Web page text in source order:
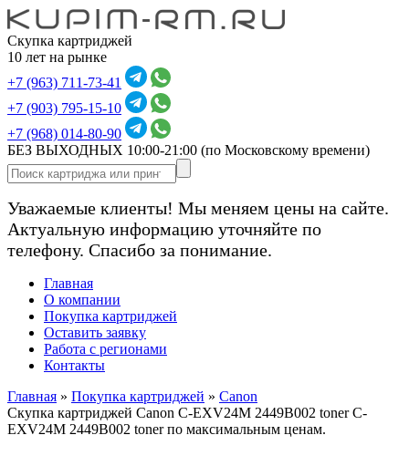
Скупка картриджей
10 лет на рынке
+7 (963) 711-73-41
+7 (903) 795-15-10
+7 (968) 014-80-90
БЕЗ ВЫХОДНЫХ 10:00-21:00 (по Московскому времени)
Уважаемые клиенты! Мы меняем цены на сайте.
Актуальную информацию уточняйте по
телефону. Спасибо за понимание.
Главная
О компании
Покупка картриджей
Оставить заявку
Работа с регионами
Контакты
Главная » Покупка картриджей » Canon
Скупка картриджей Canon C-EXV24M 2449B002 toner C-
EXV24M 2449B002 toner по максимальным ценам.